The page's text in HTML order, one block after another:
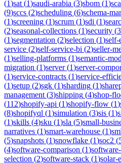
(1)sat (1)saudi-arabia (3)sbom (1)
(9)sccs (2)scheduling (6)schema-
(1)screening (1)scrum (1)sdi (1)
(2)seasonal-collections (1)security (
(1)segmentation (2)selection (1)self-
service (2)self-service-bi (2)seller-
(1)selling-platforms (1)semantic-
migration (1)server(1)server-
(1)service-contracts (1)service-
(1)setup (2)sgk (1)sharding (1)
management (3)shipping (4)shop-
(112)shopify-api (1)shopify-flow (1)
(8)shopifyql (1)simulation (3)sis (1)
(1)skills (4)sku (1)sla (5)small-
narratives (1)smart-warehouse (1)
(5)snapshots (1)snowflake (1)soc2 (
(4)software-comparison (1)
selection (2)software-stack (1)solar-